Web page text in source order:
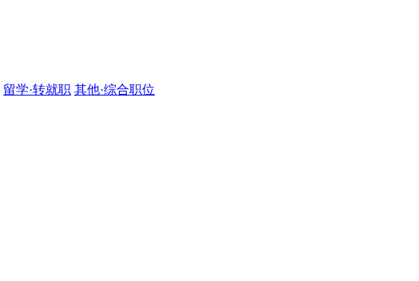
留学·转就职 其他·综合职位